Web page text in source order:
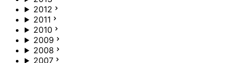
2012
2011
2010
2009
2008
2007